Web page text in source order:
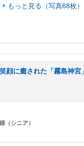
もっと見る（写真68枚）
に癒された「霧島神宮
（シニア）